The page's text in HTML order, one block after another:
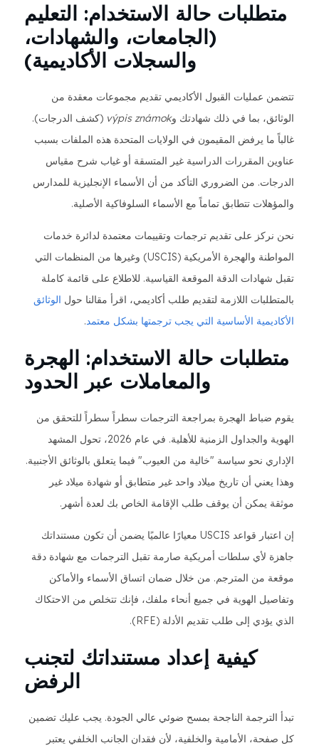
متطلبات حالة الاستخدام: التعليم
(الجامعات، والشهادات،
والسجلات الأكاديمية)
تتضمن عمليات القبول الأكاديمي تقديم مجموعات معقدة من
الوثائق، بما في ذلك شهادتك وvýpis známok (كشف الدرجات).
غالباً ما يرفض المقيمون في الولايات المتحدة هذه الملفات بسبب
عناوين المقررات الدراسية غير المتسقة أو غياب شرح مقياس
الدرجات. من الضروري التأكد من أن الأسماء الإنجليزية للمدارس
والمؤهلات تتطابق تماماً مع الأسماء السلوفاكية الأصلية.
نحن نركز على تقديم ترجمات وتقييمات معتمدة لدائرة خدمات
المواطنة والهجرة الأمريكية (USCIS) وغيرها من المنظمات التي
تقبل شهادات الدقة الموقعة القياسية. للاطلاع على قائمة كاملة
بالمتطلبات اللازمة لتقديم طلب أكاديمي، اقرأ مقالنا حول الوثائق
الأكاديمية الأساسية التي يجب ترجمتها بشكل معتمد.
متطلبات حالة الاستخدام: الهجرة
والمعاملات عبر الحدود
يقوم ضباط الهجرة بمراجعة الترجمات سطراً سطراً للتحقق من
الهوية والجداول الزمنية للأهلية. في عام 2026، تحول المشهد
الإداري نحو سياسة "خالية من العيوب" فيما يتعلق بالوثائق الأجنبية.
وهذا يعني أن تاريخ ميلاد واحد غير متطابق أو شهادة ميلاد غير
موثقة يمكن أن يوقف طلب الإقامة الخاص بك لعدة أشهر.
إن اعتبار قواعد USCIS معيارًا عالميًا يضمن أن تكون مستنداتك
جاهزة لأي سلطات أمريكية صارمة تقبل الترجمات مع شهادة دقة
موقعة من المترجم. من خلال ضمان اتساق الأسماء والأماكن
وتفاصيل الهوية في جميع أنحاء ملفك، فإنك تتخلص من الاحتكاك
الذي يؤدي إلى طلب تقديم الأدلة (RFE).
كيفية إعداد مستنداتك لتجنب
الرفض
تبدأ الترجمة الناجحة بمسح ضوئي عالي الجودة. يجب عليك تضمين
كل صفحة، الأمامية والخلفية، لأن فقدان الجانب الخلفي يعتبر